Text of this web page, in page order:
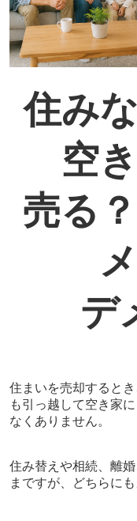
住み
空
売る
デ
住まいを売却すると
も引っ越して空き家
なくありません。
住み替えや相続、離
まですが、どちらに